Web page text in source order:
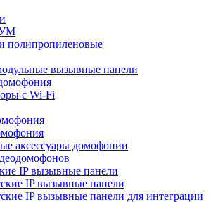
полипропиленовые
вызывные панели
с Wi-Fi
аксессуары домофонии
IP вызывные панели
IP вызывные панели
IP вызывные панели для интеграции